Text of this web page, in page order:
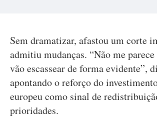
Sem dramatizar, afastou um corte
admitiu mudanças. “Não me
vão escassear de forma evidente”,
apontando o reforço do
europeu como sinal de
prioridades.